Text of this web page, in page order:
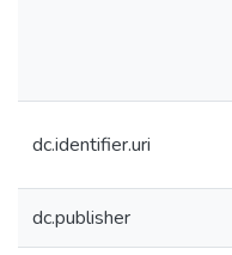
dc.identifier.uri
dc.publisher